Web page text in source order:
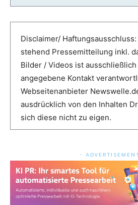
Disclaimer/
stehend Pressemitteilung inkl.
Bilder / Videos ist
angegebene Kontakt
Webseitenanbieter
ausdrücklich von den Inhalten
sich diese nicht zu eigen.
-